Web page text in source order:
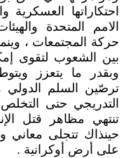
احتكاراتها
الامم المتحدة
حركة المجتمعات ،
بين الشعوب لتقوى
وبقدر ما يتعزز
ترصّين السلم الدولي
التدريجي حتى
تنتهي مظاهر قتل
حينذاك تتجلى معاني
على أرض أوكرانية .